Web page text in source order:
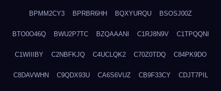
BPMM2CY3 BPRBR6HH BQXYURQU BSOSJ00Z
BTO0O46Q BWU2P7TC BZQAAANI C1RJ8N9V C1TPQQNI
C1WIIIBY C2NBFKJQ C4UCLQK2 C70Z0TDQ C84PK9DO
C8DAVWHN C9QDX93U CA6S6VUZ CB9F33CY CDJT7PIL